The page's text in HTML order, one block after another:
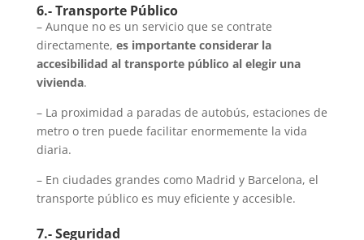
6.- Transporte Público
– Aunque no es un servicio que se contrate
directamente, es importante considerar la
accesibilidad al transporte público al elegir una
vivienda.
– La proximidad a paradas de autobús, estaciones de
metro o tren puede facilitar enormemente la vida
diaria.
– En ciudades grandes como Madrid y Barcelona, el
transporte público es muy eficiente y accesible.
7.- Seguridad